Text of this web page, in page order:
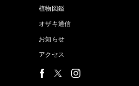
植物図鑑
オザキ通信
お知らせ
アクセス